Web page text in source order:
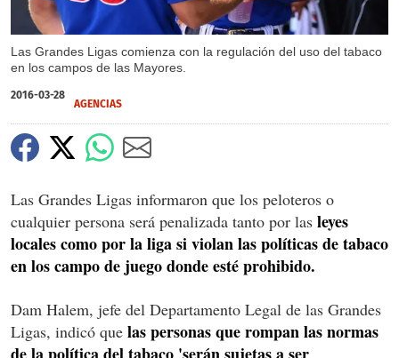
Las Grandes Ligas comienza con la regulación del uso del tabaco
en los campos de las Mayores.
2016-03-28
AGENCIAS
Las Grandes Ligas informaron que los peloteros o
cualquier persona será penalizada tanto por las leyes
locales como por la liga si violan las políticas de tabaco
en los campo de juego donde esté prohibido.
Dam Halem, jefe del Departamento Legal de las Grandes
Ligas, indicó que las personas que rompan las normas
de la política del tabaco 'serán sujetas a ser